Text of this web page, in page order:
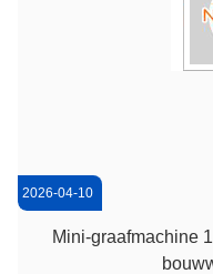
2026-04-10
Mini-graafmachine